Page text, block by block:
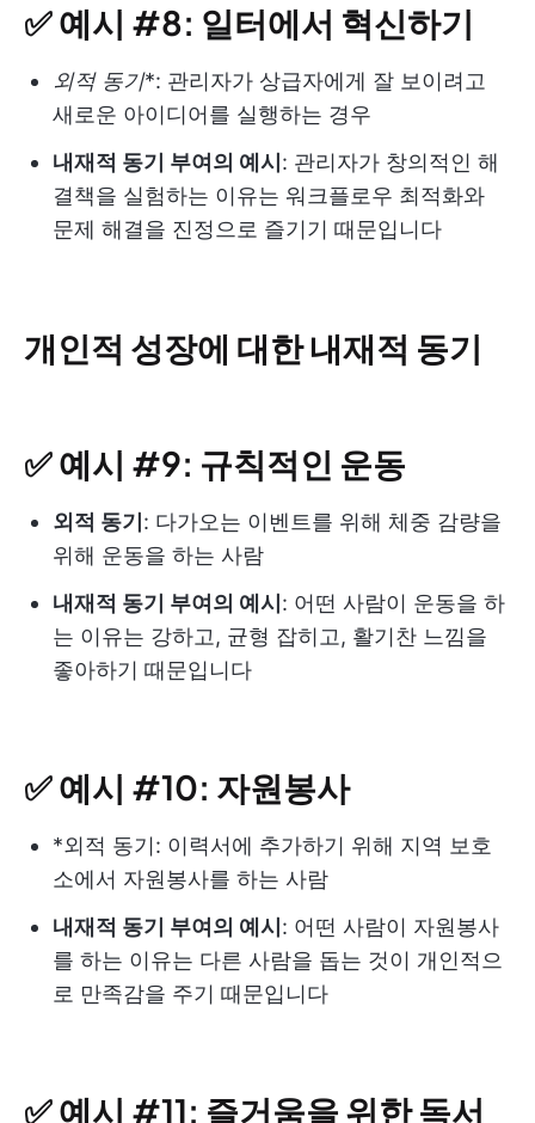
✅ 예시 #8: 일터에서 혁신하기
외적 동기*: 관리자가 상급자에게 잘 보이려고
새로운 아이디어를 실행하는 경우
내재적 동기 부여의 예시 : 관리자가 창의적인 해
결책을 실험하는 이유는 워크플로우 최적화와
문제 해결을 진정으로 즐기기 때문입니다
개인적 성장에 대한 내재적 동기
✅ 예시 #9: 규칙적인 운동
외적 동기 : 다가오는 이벤트를 위해 체중 감량을
위해 운동을 하는 사람
내재적 동기 부여의 예시 : 어떤 사람이 운동을 하
는 이유는 강하고, 균형 잡히고, 활기찬 느낌을
좋아하기 때문입니다
✅ 예시 #10: 자원봉사
*외적 동기: 이력서에 추가하기 위해 지역 보호
소에서 자원봉사를 하는 사람
내재적 동기 부여의 예시 : 어떤 사람이 자원봉사
를 하는 이유는 다른 사람을 돕는 것이 개인적으
로 만족감을 주기 때문입니다
✅ 예시 #11: 즐거움을 위한 독서